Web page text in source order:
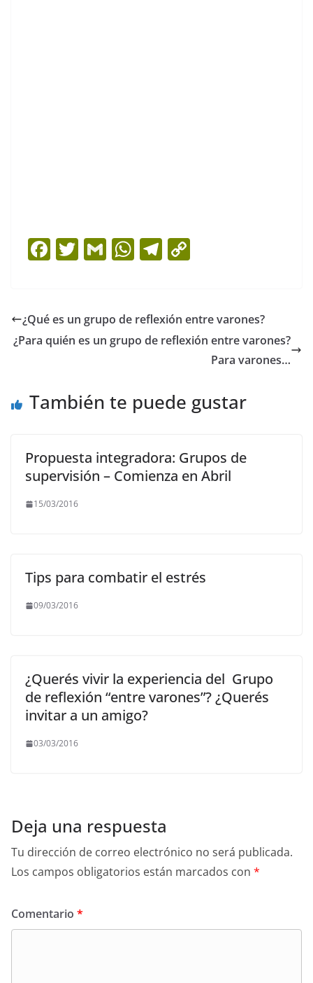
F
e
b
k
T
er
G
l
W
s
A
T
gr
a
y
Li
¿Qué es un grupo de reflexión entre varones?
¿Para quién es un grupo de reflexión entre varones?
Para varones…
También te puede gustar
Propuesta integradora: Grupos de
supervisión – Comienza en Abril
15/03/2016
Tips para combatir el estrés
09/03/2016
¿Querés vivir la experiencia del Grupo
de reflexión “entre varones”? ¿Querés
invitar a un amigo?
03/03/2016
Deja una respuesta
Tu dirección de correo electrónico no será publicada.
Los campos obligatorios están marcados con *
Comentario *